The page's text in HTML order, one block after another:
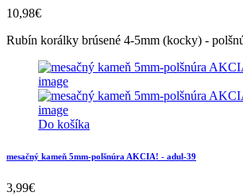
10,98€
Rubín korálky brúsené 4-5mm (kocky) -
Do košíka
mesačný kameň 5mm-polšnúra AKCIA! - adul-39
3,99€